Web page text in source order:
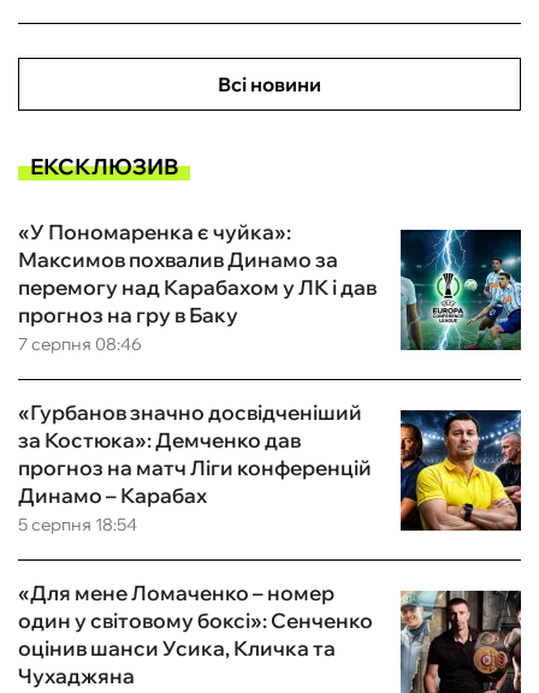
Всі новини
ЕКСКЛЮЗИВ
7 серпня 08:46
«У Пономаренка є чуйка»:
Максимов похвалив Динамо за
перемогу над Карабахом у ЛК і дав
прогноз на гру в Баку
5 серпня 18:54
«Гурбанов значно досвідченіший
за Костюка»: Демченко дав
прогноз на матч Ліги конференцій
Динамо – Карабах
«Для мене Ломаченко – номер
один у світовому боксі»: Сенченко
оцінив шанси Усика, Кличка та
Чухаджяна